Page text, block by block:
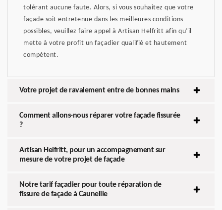
tolérant aucune faute. Alors, si vous souhaitez que votre
façade soit entretenue dans les meilleures conditions
possibles, veuillez faire appel à Artisan Helfritt afin qu’il
mette à votre profit un façadier qualifié et hautement
compétent.
Votre projet de ravalement entre de bonnes mains
Comment allons-nous réparer votre façade fissurée
?
Artisan Helfritt, pour un accompagnement sur
mesure de votre projet de façade
Notre tarif façadier pour toute réparation de
fissure de façade à Cauneille